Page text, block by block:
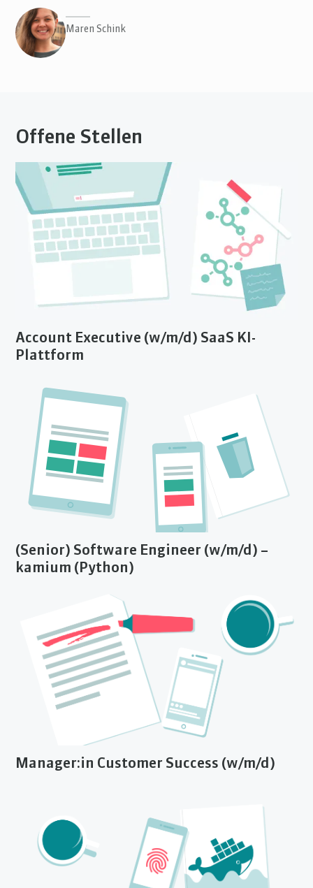
Maren Schink
Offene Stellen
Account Executive (w/m/d) SaaS KI-
Plattform
(Senior) Software Engineer (w/m/d) –
kamium (Python)
Manager:in Customer Success (w/m/d)